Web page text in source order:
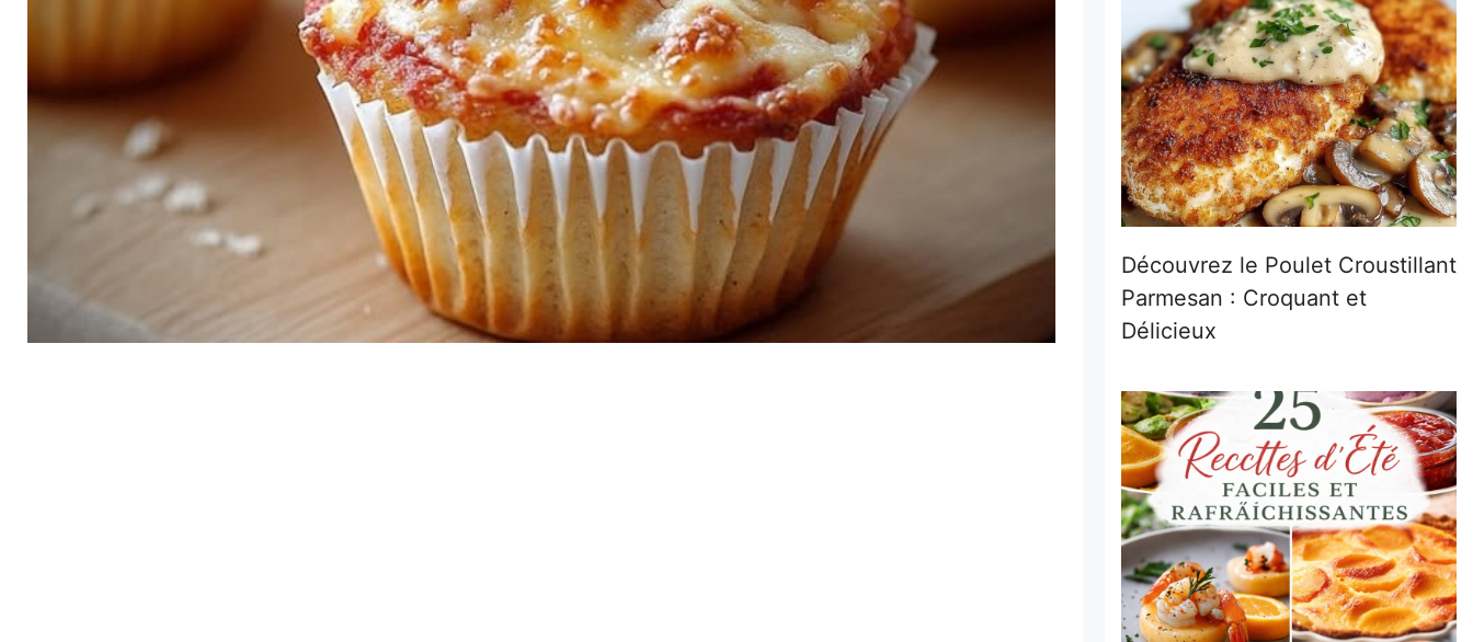
Découvrez le Poulet Croustillant
Parmesan : Croquant et
Délicieux